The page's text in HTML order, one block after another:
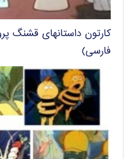
کارتون داستانهای قشنگ
فارسی)